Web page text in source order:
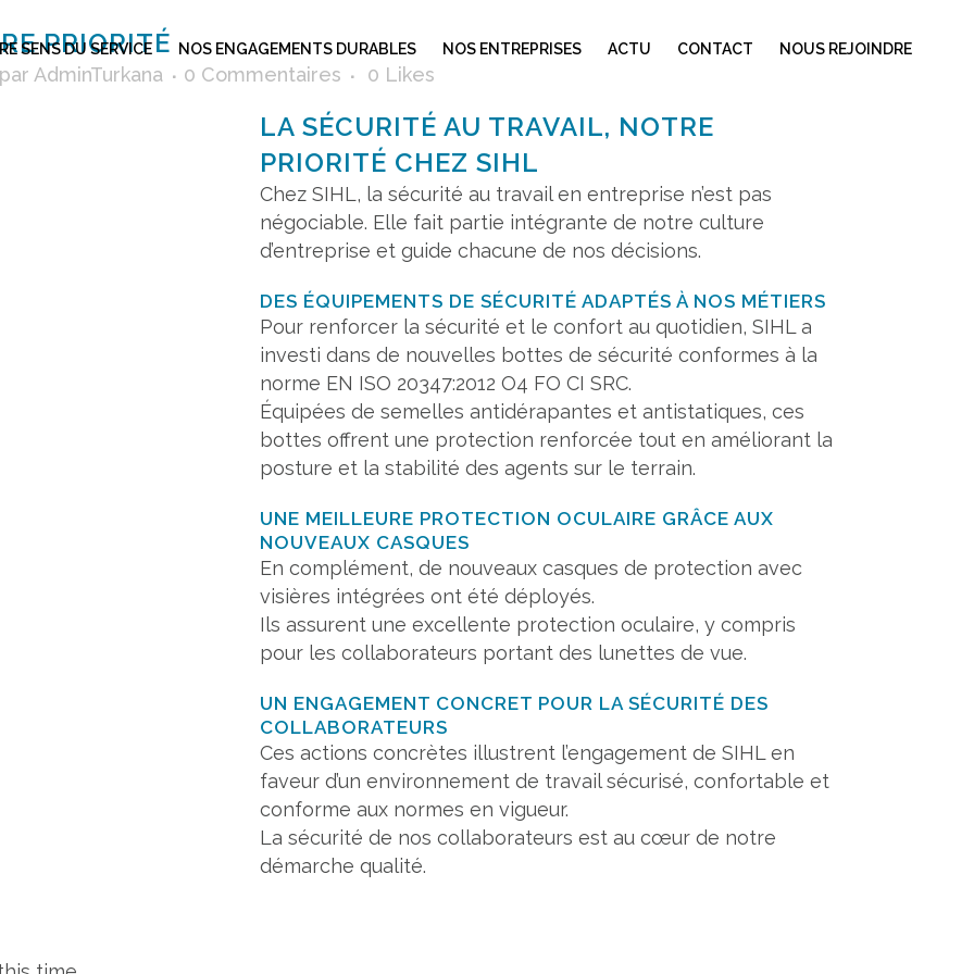
SENS DU SERVICE NOS ENGAGEMENTS DURABLES NOS ENTREPRISES ACTU CONTACT NOUS REJOINDRE
PRIORITÉ
par AdminTurkana 0 Commentaires 0 Likes
LA SÉCURITÉ AU TRAVAIL, NOTRE
PRIORITÉ CHEZ SIHL
Chez SIHL, la sécurité au travail en entreprise n’est pas
négociable. Elle fait partie intégrante de notre culture
d’entreprise et guide chacune de nos décisions.
DES ÉQUIPEMENTS DE SÉCURITÉ ADAPTÉS À NOS MÉTIERS
Pour renforcer la sécurité et le confort au quotidien, SIHL a
investi dans de nouvelles bottes de sécurité conformes à la
norme EN ISO 20347:2012 O4 FO CI SRC.
Équipées de semelles antidérapantes et antistatiques, ces
bottes offrent une protection renforcée tout en améliorant la
posture et la stabilité des agents sur le terrain.
UNE MEILLEURE PROTECTION OCULAIRE GRÂCE AUX
NOUVEAUX CASQUES
En complément, de nouveaux casques de protection avec
visières intégrées ont été déployés.
Ils assurent une excellente protection oculaire, y compris
pour les collaborateurs portant des lunettes de vue.
UN ENGAGEMENT CONCRET POUR LA SÉCURITÉ DES
COLLABORATEURS
Ces actions concrètes illustrent l’engagement de SIHL en
faveur d’un environnement de travail sécurisé, confortable et
conforme aux normes en vigueur.
La sécurité de nos collaborateurs est au cœur de notre
démarche qualité.